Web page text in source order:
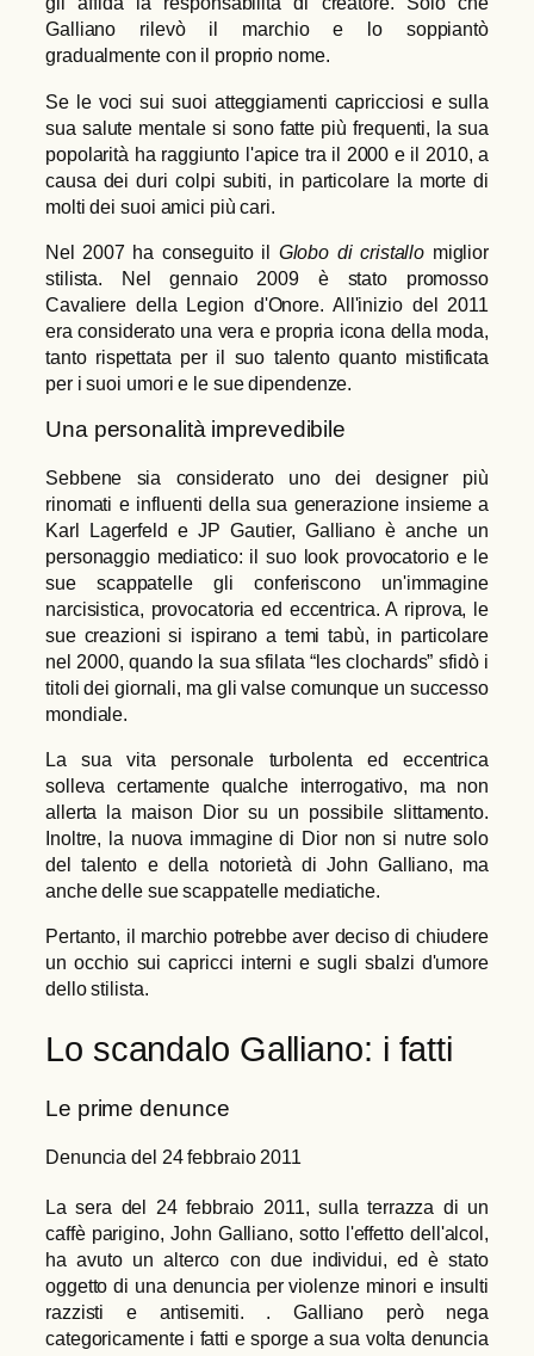
Galliano rilevò il marchio e lo soppiantò
gradualmente con il proprio nome.
Se le voci sui suoi atteggiamenti capricciosi e sulla
sua salute mentale si sono fatte più frequenti, la sua
popolarità ha raggiunto l'apice tra il 2000 e il 2010, a
causa dei duri colpi subiti, in particolare la morte di
molti dei suoi amici più cari.
Nel 2007 ha conseguito il Globo di cristallo miglior
stilista. Nel gennaio 2009 è stato promosso
Cavaliere della Legion d'Onore. All'inizio del 2011
era considerato una vera e propria icona della moda,
tanto rispettata per il suo talento quanto mistificata
per i suoi umori e le sue dipendenze.
Una personalità imprevedibile
Sebbene sia considerato uno dei designer più
rinomati e influenti della sua generazione insieme a
Karl Lagerfeld e JP Gautier, Galliano è anche un
personaggio mediatico: il suo look provocatorio e le
sue scappatelle gli conferiscono un'immagine
narcisistica, provocatoria ed eccentrica. A riprova, le
sue creazioni si ispirano a temi tabù, in particolare
nel 2000, quando la sua sfilata “les clochards” sfidò i
titoli dei giornali, ma gli valse comunque un successo
mondiale.
La sua vita personale turbolenta ed eccentrica
solleva certamente qualche interrogativo, ma non
allerta la maison Dior su un possibile slittamento.
Inoltre, la nuova immagine di Dior non si nutre solo
del talento e della notorietà di John Galliano, ma
anche delle sue scappatelle mediatiche.
Pertanto, il marchio potrebbe aver deciso di chiudere
un occhio sui capricci interni e sugli sbalzi d'umore
dello stilista.
Lo scandalo Galliano: i fatti
Le prime denunce
Denuncia del 24 febbraio 2011
La sera del 24 febbraio 2011, sulla terrazza di un
caffè parigino, John Galliano, sotto l'effetto dell'alcol,
ha avuto un alterco con due individui, ed è stato
oggetto di una denuncia per violenze minori e insulti
razzisti e antisemiti. . Galliano però nega
categoricamente i fatti e sporge a sua volta denuncia